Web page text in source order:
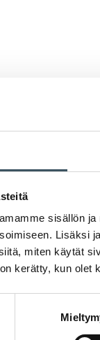
sisällön
Lisäksi
miten käytät
kerätty, kun olet